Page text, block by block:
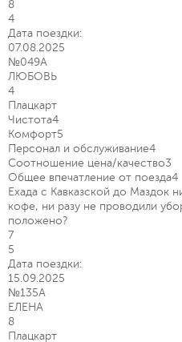
8
4
Дата поездки:
07.08.2025
№049А
ЛЮБОВЬ
4
Плацкарт
Чистота4
Комфорт5
Персонал и обслуживание4
Соотношение цена/качество3
Общее впечатление от поезда4
Ехада с Кавказской до Маздок
кофе, ни разу не проводили
положено?
7
5
Дата поездки:
15.09.2025
№135А
ЕЛЕНА
8
Плацкарт